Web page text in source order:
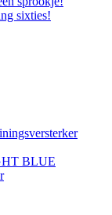
sixties!
BLUE